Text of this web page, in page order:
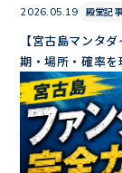
2026.05.19 殿堂記事
【宮古島マンタ
期・場所・確率を